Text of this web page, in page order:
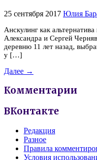
25 сентября 2017 Юлия
Анскулинг как
Александра и Сергей
деревню 11 лет назад,
у […]
Далее →
Комментарии
ВКонтакте
Редакция
Разное
Правила
Условия